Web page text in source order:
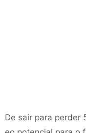
De sair para perder